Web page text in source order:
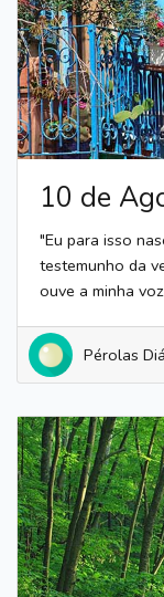
10 de
"Eu para isso
testemunho da
ouve a minha
Pérolas